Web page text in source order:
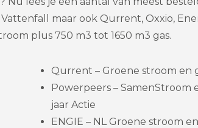
maar ook Qurrent, Oxxio,
plus 750 m3 tot 1650 m3 gas.
Qurrent – Groene stroom en
Powerpeers – SamenStroom
jaar Actie
ENGIE – NL Groene stroom